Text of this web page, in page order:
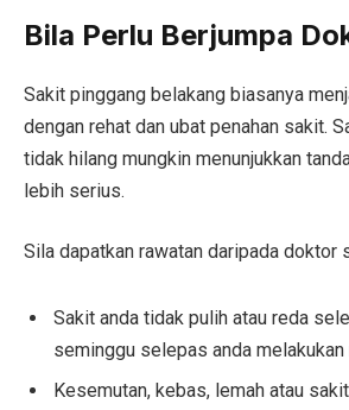
Bila Perlu Berjumpa
Sakit pinggang belakang biasanya
dengan rehat dan ubat penahan sakit.
tidak hilang mungkin menunjukkan
lebih serius.
Sila dapatkan rawatan daripada doktor
Sakit anda tidak pulih atau reda
seminggu selepas anda melakukan
Kesemutan, kebas, lemah atau